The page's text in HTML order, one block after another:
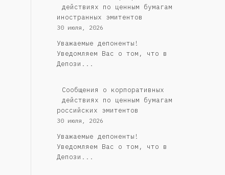
действиях по ценным бумагам
иностранных эмитентов
30 июля, 2026
Уважаемые депоненты!
Уведомляем Вас о том, что в
Депози...
Cообщения о корпоративных
действиях по ценным бумагам
российских эмитентов
30 июля, 2026
Уважаемые депоненты!
Уведомляем Вас о том, что в
Депози...